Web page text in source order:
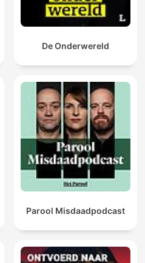
De Onderwereld
Parool Misdaadpodcast